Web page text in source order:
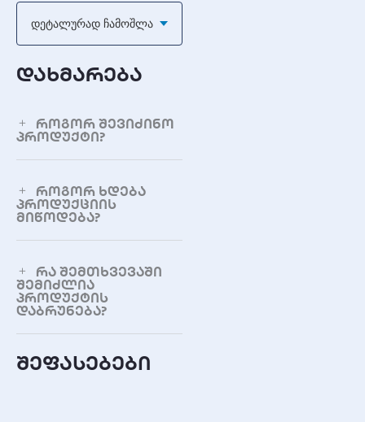
დაახლოებით 1.83-1.85
გრამი
PR44
ფერის კოდი
ლურჯი
დიახ (0% Hg)
Დეტალურად Ჩამოშლა
დახმარება
როგორ შევიძინო
პროდუქტი?
როგორ ხდება
პროდუქციის
მიწოდება?
რა შემთხვევაში
შემიძლია
პროდუქტის
დაბრუნება?
შეფასებები